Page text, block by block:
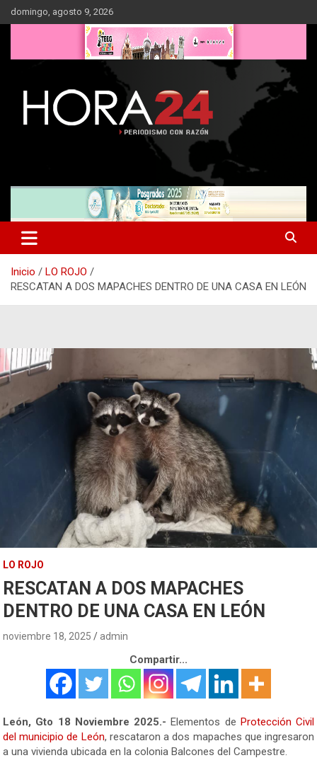
Saltar
al
domingo, agosto 9, 2026
Inicio
LO ROJO
RESCATAN A DOS MAPACHES DENTRO DE UNA CASA EN LEÓN
LO ROJO
RESCATAN A DOS MAPACHES
DENTRO DE UNA CASA EN LEÓN
noviembre 18, 2025 admin
Compartir...
León, Gto 18 Noviembre 2025.- Elementos de Protección Civil
del municipio de León, rescataron a dos mapaches que ingresaron
a una vivienda ubicada en la colonia Balcones del Campestre.